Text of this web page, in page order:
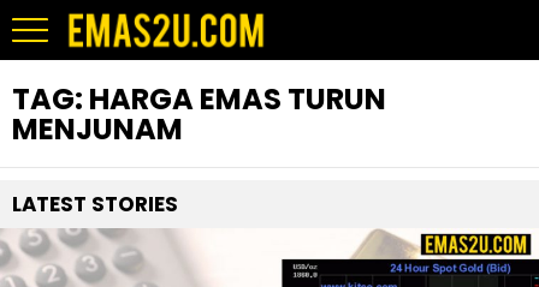
TAG: HARGA EMAS TURUN
MENJUNAM
LATEST STORIES